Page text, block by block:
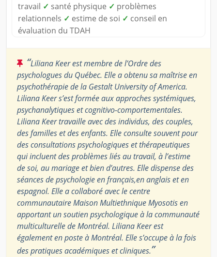
travail ✓ santé physique ✓ problèmes
relationnels ✓ estime de soi ✓ conseil en
évaluation du TDAH
“Liliana Keer est membre de l’Ordre des
psychologues du Québec. Elle a obtenu sa maîtrise en
psychothérapie de la Gestalt University of America.
Liliana Keer s’est formée aux approches systémiques,
psychanalytiques et cognitivo-comportementales.
Liliana Keer travaille avec des individus, des couples,
des familles et des enfants. Elle consulte souvent pour
des consultations psychologiques et thérapeutiques
qui incluent des problèmes liés au travail, à l’estime
de soi, au mariage et bien d’autres. Elle dispense des
séances de psychologie en français,en anglais et en
espagnol. Elle a collaboré avec le centre
communautaire Maison Multiethnique Myosotis en
apportant un soutien psychologique à la communauté
multiculturelle de Montréal. Liliana Keer est
également en poste à Montréal. Elle s’occupe à la fois
des pratiques académiques et cliniques.”